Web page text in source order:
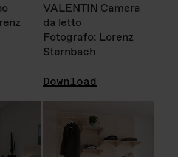
VALENTIN Camera
da letto
Fotografo: Lorenz
Sternbach
Download